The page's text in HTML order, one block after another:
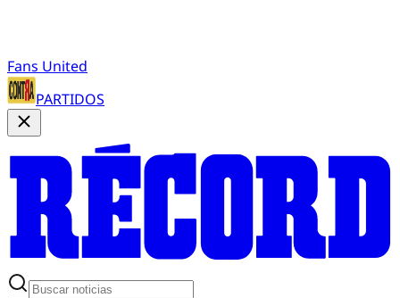
Fans United
PARTIDOS